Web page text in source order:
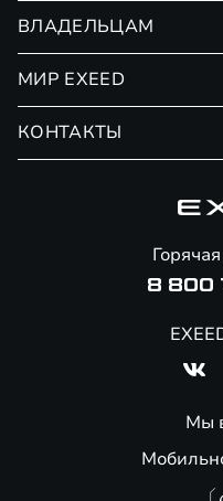
Страхование
ВЛАДЕЛЬЦАМ
Сервис
Помощь на дорогах
МИР EXEED
КОНТАКТЫ
8 800
Мы